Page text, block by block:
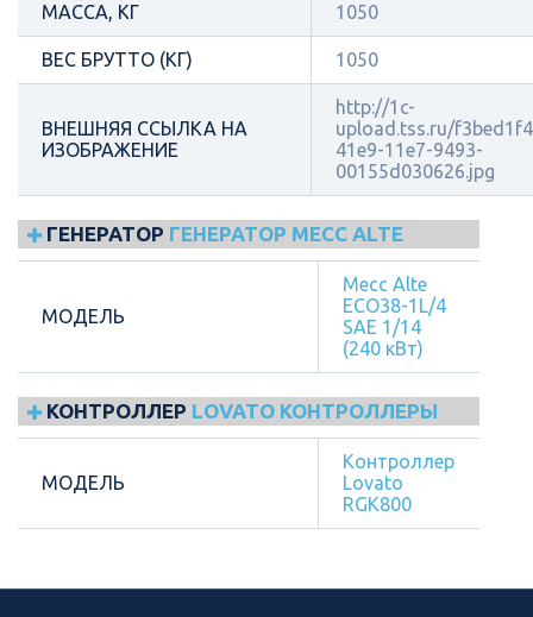
МАССА, КГ 1050
ВЕС БРУТТО (КГ) 1050
ВНЕШНЯЯ ССЫЛКА НА
ИЗОБРАЖЕНИЕ
http://1c-
upload.tss.ru/
41e9-11e7-9493-
00155d030626.jpg
ГЕНЕРАТОР ГЕНЕРАТОР MECC ALTE
МОДЕЛЬ
Mecc Alte
ECO38-1L/4
SAE 1/14
(240 кВт)
КОНТРОЛЛЕР LOVATO КОНТРОЛЛЕРЫ
МОДЕЛЬ
Контроллер
Lovato
RGK800